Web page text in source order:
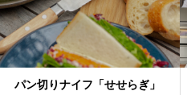
パン切りナイフ「せせらぎ」